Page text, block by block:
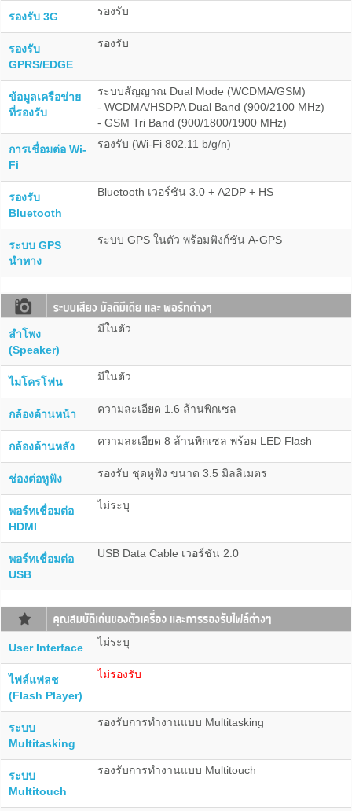
รองรับ 3G รองรับ
รองรับ
GPRS/EDGE
รองรับ
ข้อมูลเครือข่าย
ที่รองรับ
ระบบสัญญาณ Dual Mode (WCDMA/GSM)
- WCDMA/HSDPA Dual Band (900/2100 MHz)
- GSM Tri Band (900/1800/1900 MHz)
การเชื่อมต่อ Wi-
Fi
รองรับ (Wi-Fi 802.11 b/g/n)
รองรับ
Bluetooth
Bluetooth เวอร์ชัน 3.0 + A2DP + HS
ระบบ GPS
นำทาง
ระบบ GPS ในตัว พร้อมฟังก์ชัน A-GPS
ลำโพง
(Speaker)
มีในตัว
ไมโครโฟน มีในตัว
กล้องด้านหน้า ความละเอียด 1.6 ล้านพิกเซล
กล้องด้านหลัง ความละเอียด 8 ล้านพิกเซล พร้อม LED Flash
ช่องต่อหูฟัง รองรับ ชุดหูฟัง ขนาด 3.5 มิลลิเมตร
พอร์ทเชื่อมต่อ
HDMI
ไม่ระบุ
พอร์ทเชื่อมต่อ
USB
USB Data Cable เวอร์ชัน 2.0
User Interface ไม่ระบุ
ไฟล์แฟลช
(Flash Player)
ไม่รองรับ
ระบบ
Multitasking
รองรับการทำงานแบบ Multitasking
ระบบ
Multitouch
รองรับการทำงานแบบ Multitouch